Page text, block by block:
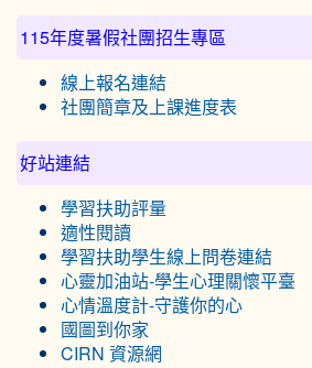
115年度暑假社團招生專區
線上報名連結
社團簡章及上課進度表
好站連結
學習扶助評量
適性閱讀
學習扶助學生線上問卷連結
心靈加油站-學生心理關懷平臺
心情溫度計-守護你的心
國圖到你家
CIRN 資源網